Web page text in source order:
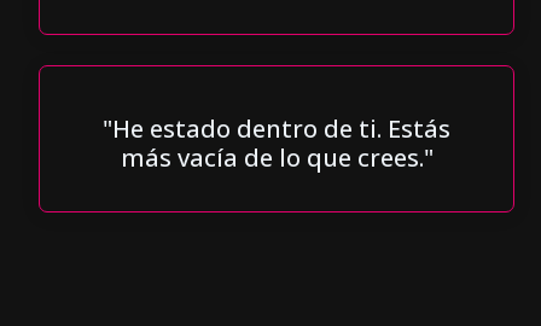
"He estado dentro de ti. Estás
más vacía de lo que crees."